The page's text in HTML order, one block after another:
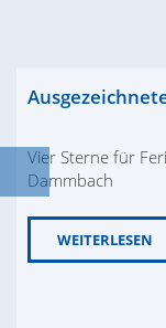
Vier Sterne für
Dammbach
WEITERLESEN